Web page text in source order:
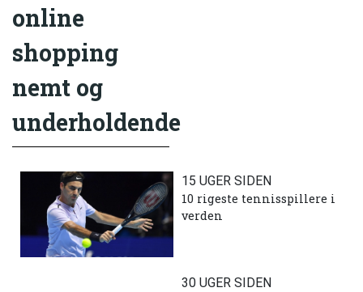
online
shopping
nemt og
underholdende
15 UGER SIDEN
10 rigeste tennisspillere i
verden
30 UGER SIDEN